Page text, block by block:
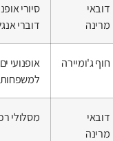
דובאי
מרינה
סיורי
דוברי
חוף ג'ומיירה
למשפחות
דובאי
מרינה
מסלולי